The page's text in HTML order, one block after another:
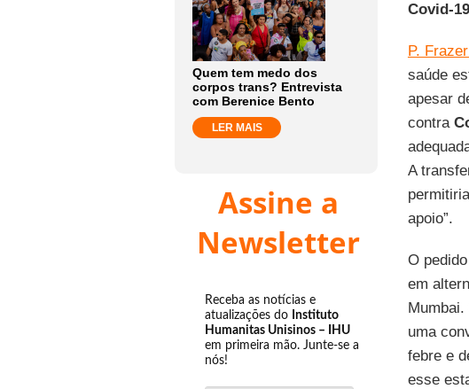
Quem tem medo dos
corpos trans? Entrevista
com Berenice Bento
LER MAIS
Assine a
Newsletter
Receba as notícias e
atualizações do Instituto
Humanitas Unisinos – IHU
em primeira mão. Junte-se a
nós!
Covid-19
P.
saúde
apesar
contra
A
apoio”.
O
em
uma
febre e
esse